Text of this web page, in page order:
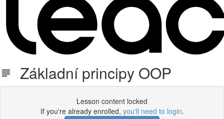
Základní principy OOP
Lesson content locked
If you're already enrolled, you'll need to login.